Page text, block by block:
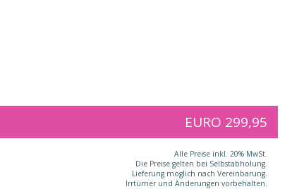
EURO 299,95
Alle Preise inkl. 20% MwSt.
Die Preise gelten bei Selbstabholung.
Lieferung möglich nach Vereinbarung.
Irrtümer und Änderungen vorbehalten.